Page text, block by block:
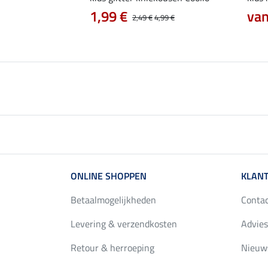
2,49 €4,99 €
1,99 €
ONLINE SHOPPEN
Betaalmogelijkheden
Levering & verzendkosten
Retour & herroeping